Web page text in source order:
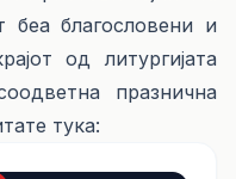
беа благословени и
од литургијата
празнична
тука: